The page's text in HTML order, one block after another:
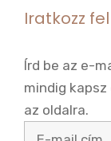
Iratkozz
Írd be az e-
mindig
az oldalra.